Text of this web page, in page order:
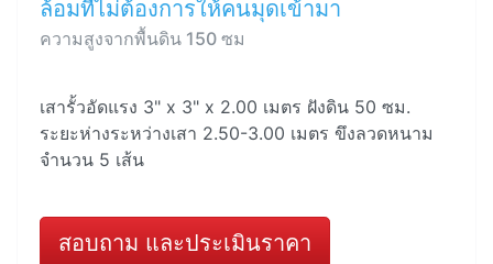
ล้อมที่ไม่ต้องการให้คนมุดเข้ามา
ความสูงจากพื้นดิน 150 ซม
เสารั้วอัดแรง 3" x 3" x 2.00 เมตร ฝังดิน 50 ซม.
ระยะห่างระหว่างเสา 2.50-3.00 เมตร ขึงลวดหนาม
จำนวน 5 เส้น
สอบถาม และประเมินราคา